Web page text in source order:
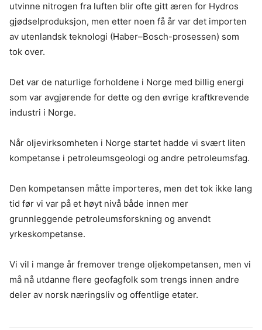
utvinne nitrogen fra luften blir ofte gitt æren for Hydros
gjødselproduksjon, men etter noen få år var det importen
av utenlandsk teknologi (Haber–Bosch-prosessen) som
tok over.
Det var de naturlige forholdene i Norge med billig energi
som var avgjørende for dette og den øvrige kraftkrevende
industri i Norge.
Når oljevirksomheten i Norge startet hadde vi svært liten
kompetanse i petroleumsgeologi og andre petroleumsfag.
Den kompetansen måtte importeres, men det tok ikke lang
tid før vi var på et høyt nivå både innen mer
grunnleggende petroleumsforskning og anvendt
yrkeskompetanse.
Vi vil i mange år fremover trenge oljekompetansen, men vi
må nå utdanne flere geofagfolk som trengs innen andre
deler av norsk næringsliv og offentlige etater.